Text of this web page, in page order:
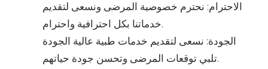
الاحترام: نحترم خصوصية المرضى ونسعى لتقديم
خدماتنا بكل احترافية واحترام.
الجودة: نسعى لتقديم خدمات طبية عالية الجودة
تلبي توقعات المرضى وتحسن جودة حياتهم.